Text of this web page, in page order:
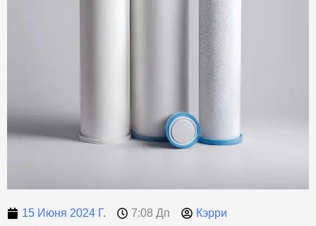
15 Июня 2024 Г. 7:08 Дп
Кэрри